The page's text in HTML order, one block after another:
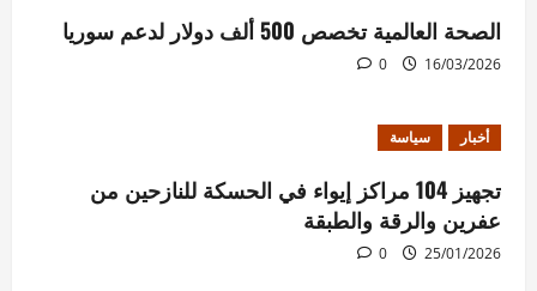
الصحة العالمية تخصص 500 ألف دولار لدعم سوريا
16/03/2026
0
أخبار سياسة
تجهيز 104 مراكز إيواء في الحسكة للنازحين من
عفرين والرقة والطبقة
25/01/2026
0